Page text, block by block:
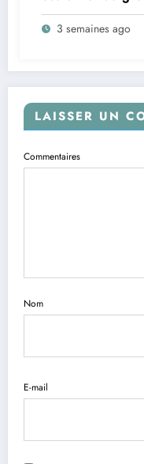
famille régnante
l’installation
3 semaines ago
LAISSER UN
Commentaires
Nom
E-mail